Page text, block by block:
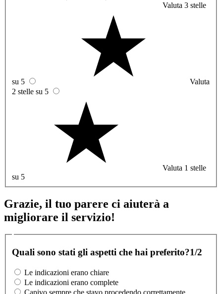
Valuta 3 stelle
su 5
Valuta
2 stelle su 5
Valuta 1 stelle
su 5
Grazie, il tuo parere ci aiuterà a
migliorare il servizio!
Quali sono stati gli aspetti che hai preferito?1/2
Le indicazioni erano chiare
Le indicazioni erano complete
Capivo sempre che stavo procedendo correttamente